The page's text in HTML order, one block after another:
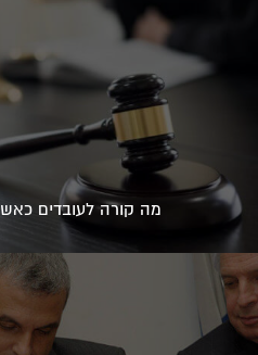
מה קורה לעובדים